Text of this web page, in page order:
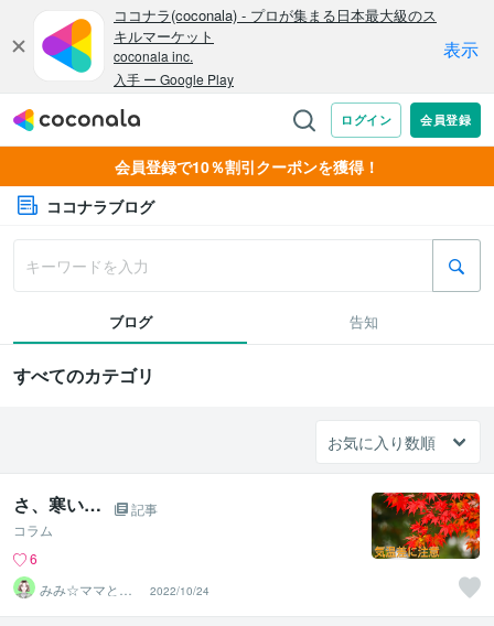
会員登録で10％割引クーポンを獲得！
ココナラブログ
ブログ 告知
すべてのカテゴリ
さ、寒い…
記事
コラム
6
みみ☆ママと子
どものお片付け
の先生
2022/10/24